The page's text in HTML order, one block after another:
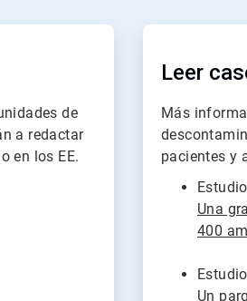
de
a redactar
en los EE.
ArticleTile
Leer
Más
pacientes y
Una
400
Un